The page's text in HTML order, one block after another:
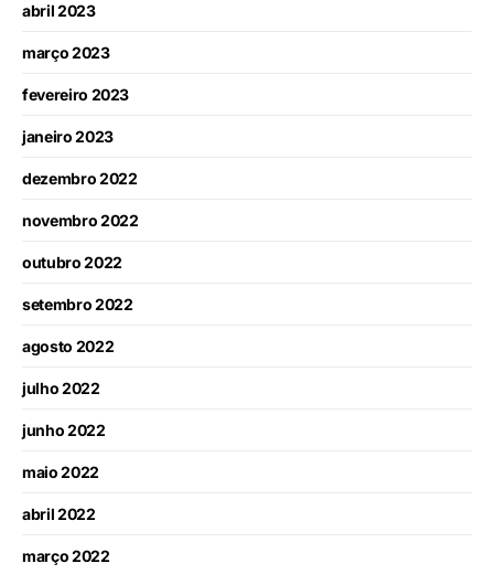
abril 2023
março 2023
fevereiro 2023
janeiro 2023
dezembro 2022
novembro 2022
outubro 2022
setembro 2022
agosto 2022
julho 2022
junho 2022
maio 2022
abril 2022
março 2022